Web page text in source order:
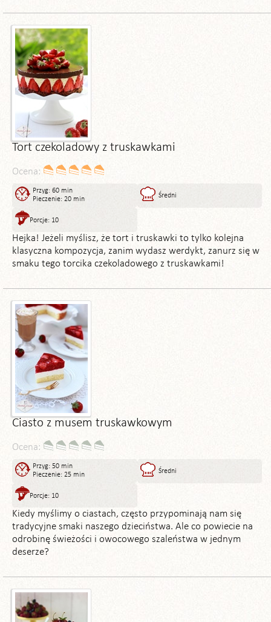
Tort czekoladowy z truskawkami
Ocena:
Przyg: 60 min
Pieczenie: 20 min
Średni
Porcje: 10
Hejka! Jeżeli myślisz, że tort i truskawki to tylko kolejna
klasyczna kompozycja, zanim wydasz werdykt, zanurz się w
smaku tego torcika czekoladowego z truskawkami!
Ciasto z musem truskawkowym
Ocena:
Przyg: 50 min
Pieczenie: 25 min
Średni
Porcje: 10
Kiedy myślimy o ciastach, często przypominają nam się
tradycyjne smaki naszego dzieciństwa. Ale co powiecie na
odrobinę świeżości i owocowego szaleństwa w jednym
deserze?